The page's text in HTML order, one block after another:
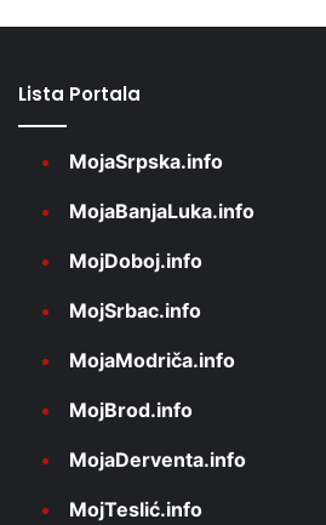
Lista Portala
MojaSrpska.info
MojaBanjaLuka.info
MojDoboj.info
MojSrbac.info
MojaModriča.info
MojBrod.info
MojaDerventa.info
MojTeslić.info